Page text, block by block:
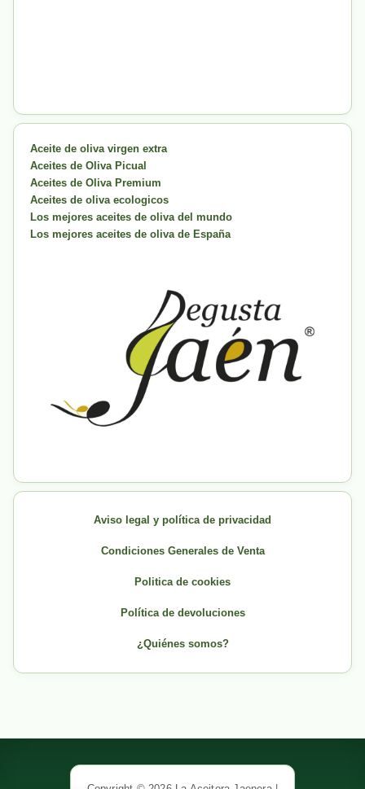
Aceite de oliva virgen extra
Aceites de Oliva Picual
Aceites de Oliva Premium
Aceites de oliva ecologicos
Los mejores aceites de oliva del mundo
Los mejores aceites de oliva de España
Aviso legal y política de privacidad
Condiciones Generales de Venta
Politica de cookies
Política de devoluciones
¿Quiénes somos?